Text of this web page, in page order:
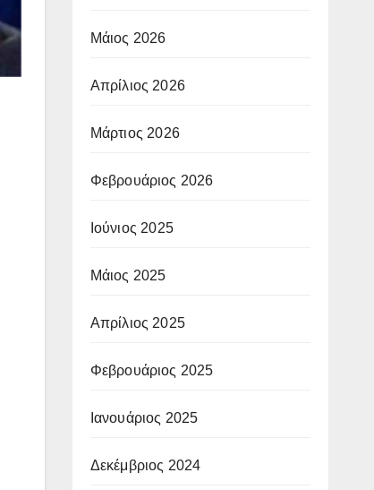
Μάιος 2026
Απρίλιος 2026
Μάρτιος 2026
Φεβρουάριος 2026
Ιούνιος 2025
Μάιος 2025
Απρίλιος 2025
Φεβρουάριος 2025
Ιανουάριος 2025
Δεκέμβριος 2024